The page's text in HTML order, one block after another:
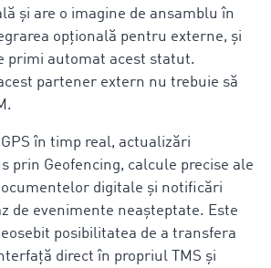
și are o imagine de ansamblu în
opțională pentru externe, și
primi automat acest statut.
partener extern nu trebuie să
în timp real, actualizări
prin Geofencing, calcule precise ale
digitale și notificări
de evenimente neașteptate. Este
posibilitatea de a transfera
direct în propriul TMS și